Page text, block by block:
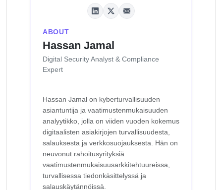
ABOUT
Hassan Jamal
Digital Security Analyst & Compliance
Expert
Hassan Jamal on kyberturvallisuuden
asiantuntija ja vaatimustenmukaisuuden
analyytikko, jolla on viiden vuoden kokemus
digitaalisten asiakirjojen turvallisuudesta,
salauksesta ja verkkosuojauksesta. Hän on
neuvonut rahoitusyrityksiä
vaatimustenmukaisuusarkkitehtuureissa,
turvallisessa tiedonkäsittelyssä ja
salauskäytännöissä.